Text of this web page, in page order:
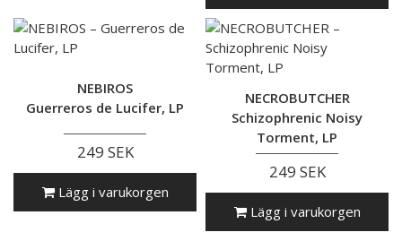
NEBIROS
Guerreros de Lucifer, LP
249 SEK
Lägg i varukorgen
NECROBUTCHER
Schizophrenic Noisy
Torment, LP
249 SEK
Lägg i varukorgen